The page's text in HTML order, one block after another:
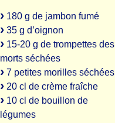
180 g de jambon fumé
35 g d’oignon
15-20 g de trompettes des
morts séchées
7 petites morilles séchées
20 cl de crème fraîche
10 cl de bouillon de
légumes